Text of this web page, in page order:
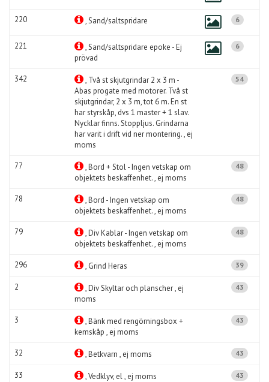
220 , Sand/saltspridare 6
221
, Sand/saltspridare epoke - Ej
prövad
6
342
, Två st skjutgrindar 2 x 3 m -
Abas progate med motorer. Två st
skjutgrindar, 2 x 3 m, tot 6 m. En st
har styrskåp, dvs 1 master + 1 slav.
Nycklar finns. Stoppljus. Grindarna
har varit i drift vid ner montering. , ej
moms
54
77
, Bord + Stol - Ingen vetskap om
objektets beskaffenhet. , ej moms
48
78
, Bord - Ingen vetskap om
objektets beskaffenhet. , ej moms
48
79
, Div Kablar - Ingen vetskap om
objektets beskaffenhet. , ej moms
48
296 , Grind Heras 39
2
, Div Skyltar och planscher , ej
moms
43
3
, Bänk med rengörningsbox +
kemskåp , ej moms
43
32 , Betkvarn , ej moms 43
33 , Vedklyv, el , ej moms 43